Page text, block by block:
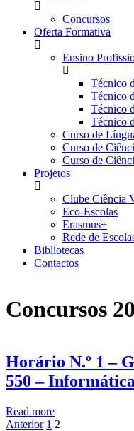
Concursos
Oferta Formativa
Ensino
Técnico
Técnico
Técnico
Técnico
Curso de
Curso de
Curso de
Projetos
Clube Ciência
Eco-Escolas
Erasmus+
Rede de
Bibliotecas
Contactos
Concursos
Horário N.º 1 –
550 – Informática
Read more
Paginação
dos
Anterior 1 2